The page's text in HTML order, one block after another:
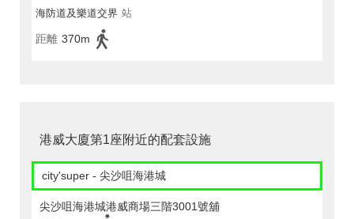
海防道及樂道交界 站
距離 370m
港威大廈第1座附近的配套設施
city'super - 尖沙咀海港城
尖沙咀海港城港威商場三階3001號舖